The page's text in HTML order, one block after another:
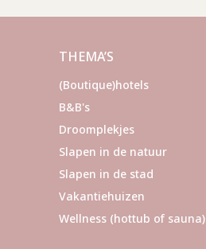
THEMA’S
(Boutique)hotels
B&B's
Droomplekjes
Slapen in de natuur
Slapen in de stad
Vakantiehuizen
Wellness (hottub of sauna)